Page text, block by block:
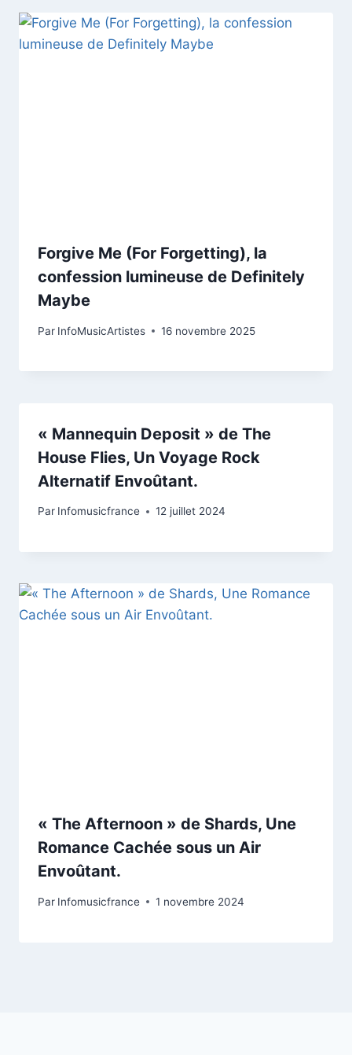
Forgive Me (For Forgetting), la
confession lumineuse de Definitely
Maybe
Par InfoMusicArtistes 16 novembre 2025
« Mannequin Deposit » de The
House Flies, Un Voyage Rock
Alternatif Envoûtant.
Par Infomusicfrance 12 juillet 2024
« The Afternoon » de Shards, Une
Romance Cachée sous un Air
Envoûtant.
Par Infomusicfrance 1 novembre 2024